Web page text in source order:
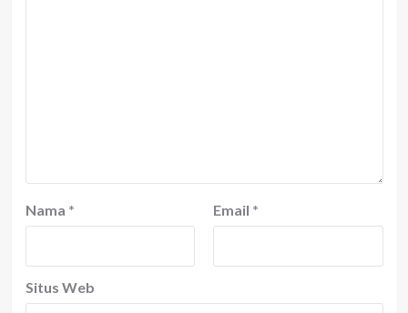
Nama * Email *
Situs Web